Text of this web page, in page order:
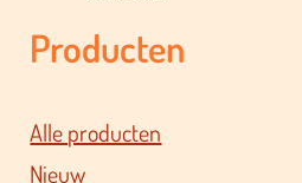
Producten
Alle producten
Nieuw